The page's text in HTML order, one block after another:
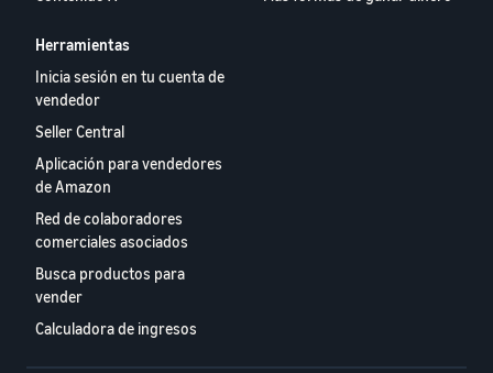
Herramientas
Inicia sesión en tu cuenta de
vendedor
Seller Central
Aplicación para vendedores
de Amazon
Red de colaboradores
comerciales asociados
Busca productos para
vender
Calculadora de ingresos